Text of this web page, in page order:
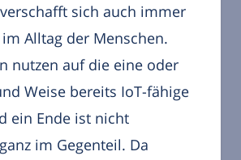
sich auch immer
Alltag der Menschen.
nutzen auf die eine oder
Weise bereits IoT-fähige
ein Ende ist nicht
im Gegenteil. Da